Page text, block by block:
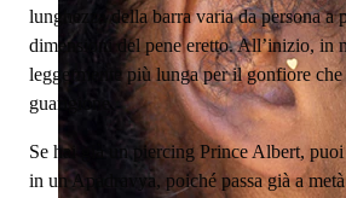
lunghezza della barra varia da persona a
dimensioni del pene eretto. All’inizio, in
leggermente più lunga per il gonfiore
guarigione.
Se hai già un piercing Prince Albert,
in un Apadravya, poiché passa già a